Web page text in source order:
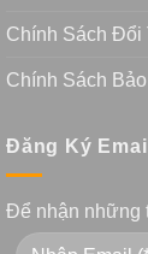
Chính Sách Đổi
Chính Sách
Đăng Ký Email
Để nhận những